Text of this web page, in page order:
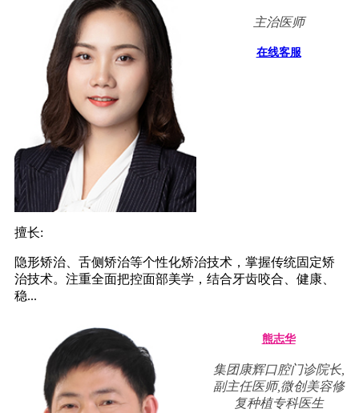
主治医师
在线客服
擅长:
隐形矫治、舌侧矫治等个性化矫治技术，掌握传统固定矫
治技术。注重全面把控面部美学，结合牙齿咬合、健康、
稳...
熊志华
集团康辉口腔门诊院长,
副主任医师,微创美容修
复种植专科医生